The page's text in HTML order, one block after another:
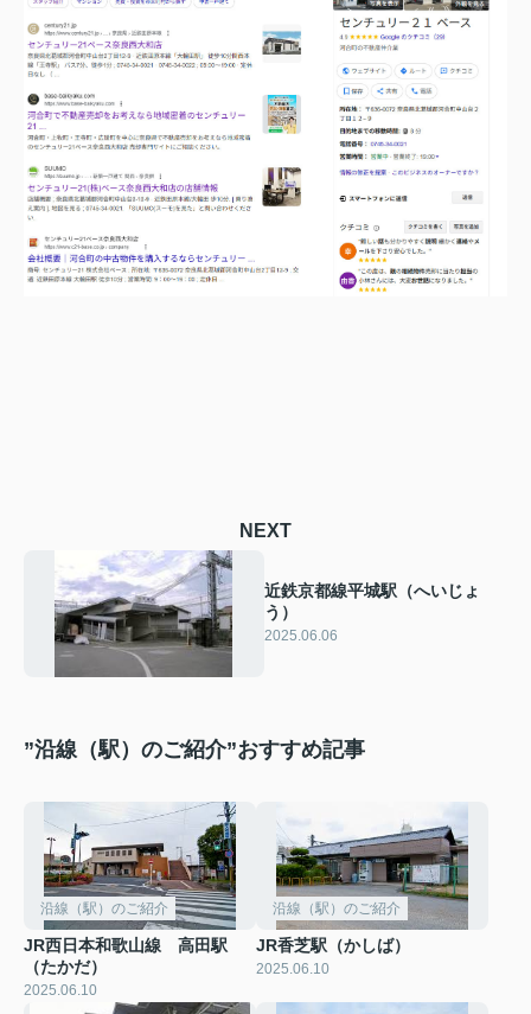
NEXT
近鉄京都線平城駅（へいじょ
う）
2025.06.06
”沿線（駅）のご紹介”おすすめ記事
沿線（駅）のご紹介
JR西日本和歌山線 高田駅
（たかだ）
2025.06.10
沿線（駅）のご紹介
JR香芝駅（かしば）
2025.06.10